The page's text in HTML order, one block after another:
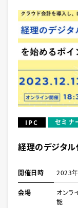
IPC セミナ
経理のデジタル
開催日時 2023
会場
オンラ
能